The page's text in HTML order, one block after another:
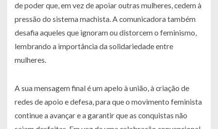
de poder que, em vez de apoiar outras mulheres, cedem à
pressão do sistema machista. A comunicadora também
desafia aqueles que ignoram ou distorcem o feminismo,
lembrando a importância da solidariedade entre
mulheres.
A sua mensagem final é um apelo à união, à criação de
redes de apoio e defesa, para que o movimento feminista
continue a avançar e a garantir que as conquistas não